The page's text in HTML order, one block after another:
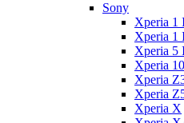
Sony
Xperia 1
Xperia 1
Xperia 5
Xperia
Xperia
Xperia
Xperia X